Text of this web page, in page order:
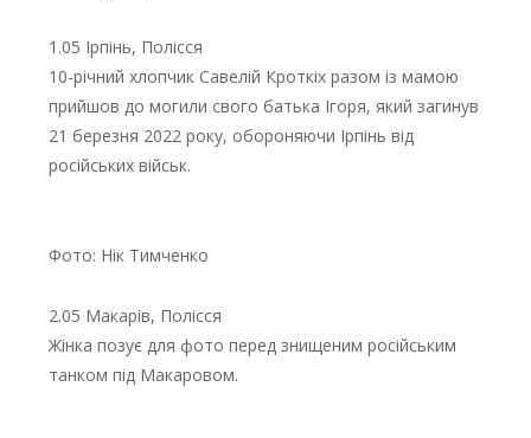
1.05 Ірпінь, Полісся
10-річний хлопчик Савелій Кроткіх разом із мамою
прийшов до могили свого батька Ігоря, який загинув
21 березня 2022 року, обороняючи Ірпінь від
російських військ.
Фото: Нік Тимченко
2.05 Макарів, Полісся
Жінка позує для фото перед знищеним російським
танком під Макаровом.